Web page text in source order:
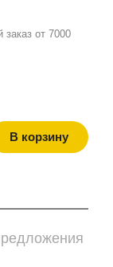
от 7000
В корзину